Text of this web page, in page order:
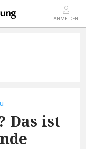
ANMELDEN
Das ist